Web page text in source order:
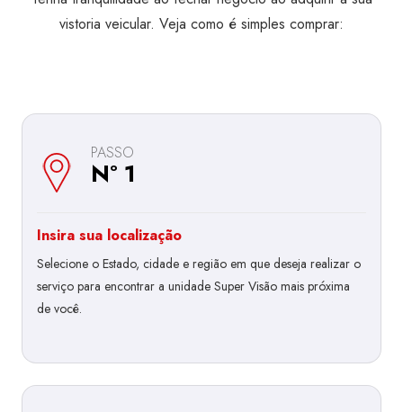
vistoria veicular. Veja como é simples comprar:
PASSO
Nº 1
Insira sua localização
Selecione o Estado, cidade e região em que deseja realizar o
serviço para encontrar a unidade Super Visão mais próxima
de você.